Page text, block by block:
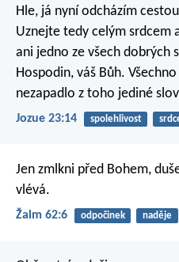
Hle, já nyní odcházím
Uznejte tedy celým srdcem
ani jedno ze všech dobrých
Hospodin, váš Bůh.
nezapadlo z toho jediné
Jozue 23:14 spolehlivost
Jen zmlkni před Bohem,
vlévá.
Žalm 62:6 odpočinek naděje